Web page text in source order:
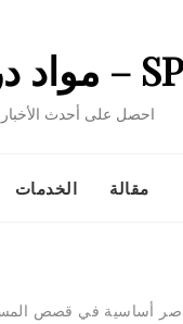
احصل على أحدث الأخبار
مقالة الخدمات